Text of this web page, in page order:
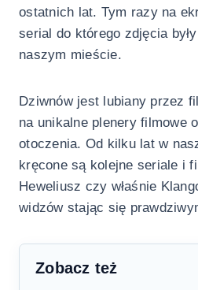
ostatnich lat. Tym razy na
serial do którego zdjęcia
naszym mieście.
Dziwnów jest lubiany przez
na unikalne plenery filmowe
otoczenia. Od kilku lat w
kręcone są kolejne seriale i
Heweliusz czy właśnie
widzów stając się
Zobacz też